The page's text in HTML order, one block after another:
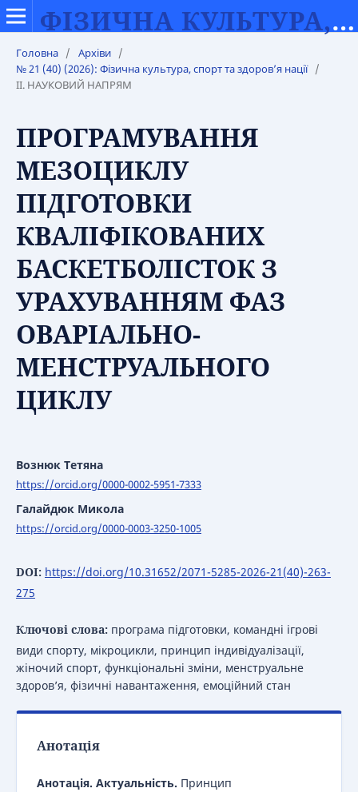
ФІЗИЧНА КУЛЬТУРА, СПОРТ ТА ЗДОРОВ’Я НАЦІЇ
Головна / Архіви /
№ 21 (40) (2026): Фізична культура, спорт та здоров’я нації /
IІ. НАУКОВИЙ НАПРЯМ
ПРОГРАМУВАННЯ
МЕЗОЦИКЛУ
ПІДГОТОВКИ
КВАЛІФІКОВАНИХ
БАСКЕТБОЛІСТОК З
УРАХУВАННЯМ ФАЗ
ОВАРІАЛЬНО-
МЕНСТРУАЛЬНОГО
ЦИКЛУ
Вознюк Тетяна
https://orcid.org/0000-0002-5951-7333
Галайдюк Микола
https://orcid.org/0000-0003-3250-1005
DOI: https://doi.org/10.31652/2071-5285-2026-21(40)-263-
275
Ключові слова: програма підготовки, командні ігрові
види спорту, мікроцикли, принцип індивідуалізації,
жіночий спорт, функціональні зміни, менструальне
здоров’я, фізичні навантаження, емоційний стан
Анотація
Анотація. Актуальність. Принцип